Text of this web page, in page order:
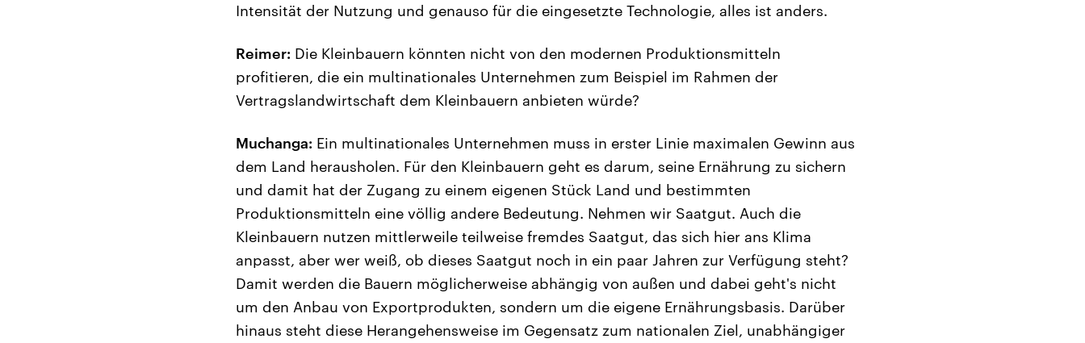
Intensität der Nutzung und genauso für die eingesetzte Technologie, alles ist anders.
Reimer: Die Kleinbauern könnten nicht von den modernen Produktionsmitteln
profitieren, die ein multinationales Unternehmen zum Beispiel im Rahmen der
Vertragslandwirtschaft dem Kleinbauern anbieten würde?
Muchanga: Ein multinationales Unternehmen muss in erster Linie maximalen Gewinn aus
dem Land herausholen. Für den Kleinbauern geht es darum, seine Ernährung zu sichern
und damit hat der Zugang zu einem eigenen Stück Land und bestimmten
Produktionsmitteln eine völlig andere Bedeutung. Nehmen wir Saatgut. Auch die
Kleinbauern nutzen mittlerweile teilweise fremdes Saatgut, das sich hier ans Klima
anpasst, aber wer weiß, ob dieses Saatgut noch in ein paar Jahren zur Verfügung steht?
Damit werden die Bauern möglicherweise abhängig von außen und dabei geht's nicht
um den Anbau von Exportprodukten, sondern um die eigene Ernährungsbasis. Darüber
hinaus steht diese Herangehensweise im Gegensatz zum nationalen Ziel, unabhängiger